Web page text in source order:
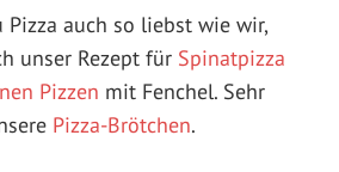
Pizza auch so liebst wie wir,
unser Rezept für Spinatpizza
Pizzen mit Fenchel. Sehr
Pizza-Brötchen.